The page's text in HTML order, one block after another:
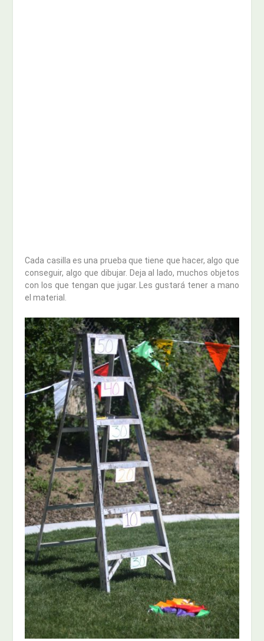
Cada casilla es una prueba que tiene que hacer, algo que
conseguir, algo que dibujar. Deja al lado, muchos objetos
con los que tengan que jugar. Les gustará tener a mano
el material.